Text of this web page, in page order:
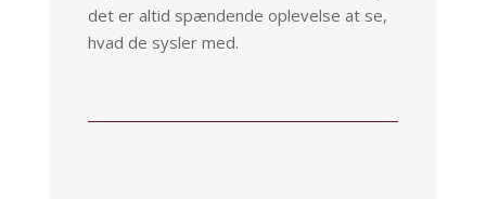
det er altid spændende oplevelse at se,
hvad de sysler med.